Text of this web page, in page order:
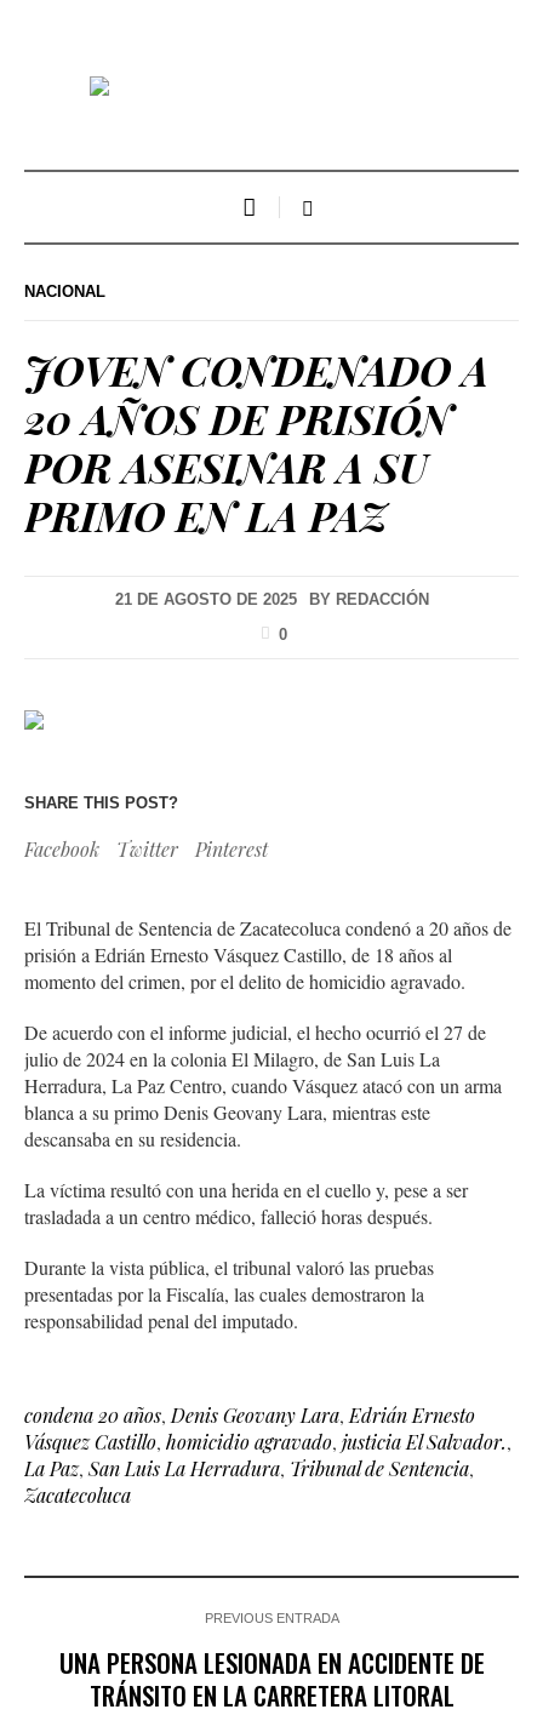
NACIONAL
JOVEN CONDENADO A
20 AÑOS DE PRISIÓN
POR ASESINAR A SU
PRIMO EN LA PAZ
21 DE AGOSTO DE 2025 BY REDACCIÓN
0
SHARE THIS POST?
Facebook Twitter Pinterest
El Tribunal de Sentencia de Zacatecoluca condenó a 20 años de
prisión a Edrián Ernesto Vásquez Castillo, de 18 años al
momento del crimen, por el delito de homicidio agravado.
De acuerdo con el informe judicial, el hecho ocurrió el 27 de
julio de 2024 en la colonia El Milagro, de San Luis La
Herradura, La Paz Centro, cuando Vásquez atacó con un arma
blanca a su primo Denis Geovany Lara, mientras este
descansaba en su residencia.
La víctima resultó con una herida en el cuello y, pese a ser
trasladada a un centro médico, falleció horas después.
Durante la vista pública, el tribunal valoró las pruebas
presentadas por la Fiscalía, las cuales demostraron la
responsabilidad penal del imputado.
condena 20 años, Denis Geovany Lara, Edrián Ernesto
Vásquez Castillo, homicidio agravado, justicia El Salvador.,
La Paz, San Luis La Herradura, Tribunal de Sentencia,
Zacatecoluca
PREVIOUS ENTRADA
UNA PERSONA LESIONADA EN ACCIDENTE DE
TRÁNSITO EN LA CARRETERA LITORAL